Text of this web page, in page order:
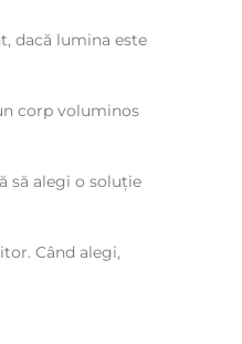
dacă lumina este
corp voluminos
să alegi o soluție
Când alegi,